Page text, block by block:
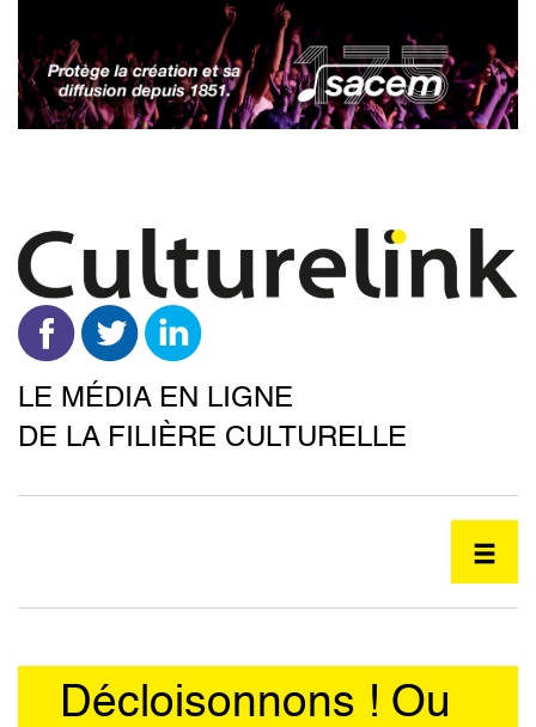
contenu
principal
LE MÉDIA EN LIGNE
DE LA FILIÈRE CULTURELLE
Décloisonnons ! Ou